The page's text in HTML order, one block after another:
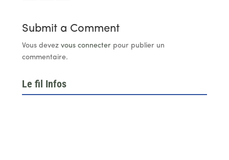
Submit a Comment
Vous devez vous connecterpour publier un
commentaire.
Le fil Infos